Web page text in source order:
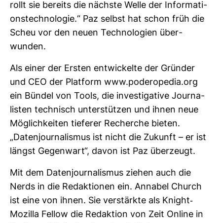
rollt sie bereits die nächste Welle der Infor­ma­ti­
ons­tech­no­logie.“ Paz selbst hat schon früh die
Scheu vor den neuen Tech­no­lo­gien über­
wunden.
Als einer der Ersten ent­wi­ckelte der Gründer
und CEO der Plat­form www.podero­pedia.org
ein Bündel von Tools, die inves­ti­ga­tive Jour­na­
listen tech­nisch unter­stützen und ihnen neue
Mög­lich­keiten tie­ferer Recherche bieten.
„Daten­jour­na­lismus ist nicht die Zukunft – er ist
längst Gegen­wart“, davon ist Paz über­zeugt.
Mit dem Daten­jour­na­lismus ziehen auch die
Nerds in die Redak­tionen ein. Annabel Church
ist eine von ihnen. Sie ver­stärkte als Knight-​
Mozilla Fellow die Redak­tion von Zeit Online in